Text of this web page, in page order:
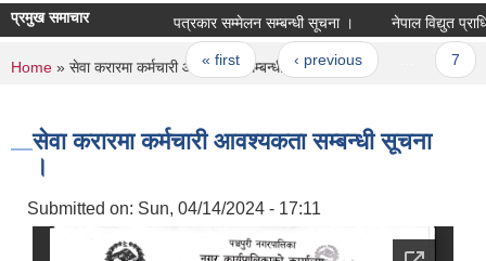
प्रमुख समाचार पत्रकार सम्मेलन सम्बन्धी सूचना । नेपाल विद्युत
Pages
« first ‹ previous
You are here
Home » सेवा करारमा कर्मचारी आवश्यकता सम्बन्धी सूचना ।
सेवा करारमा कर्मचारी आवश्यकता सम्बन्धी सूचना
।
Submitted on: Sun, 04/14/2024 - 17:11